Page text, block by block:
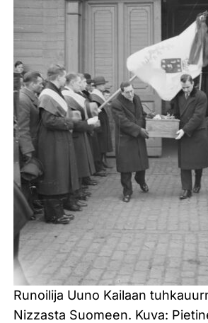
Runoilija Uuno Kailaan
Nizzasta Suomeen. Kuva: